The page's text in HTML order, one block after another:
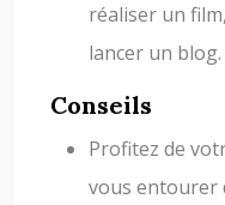
réaliser un
lancer un blog.
Conseils
Profitez de
vous entourer